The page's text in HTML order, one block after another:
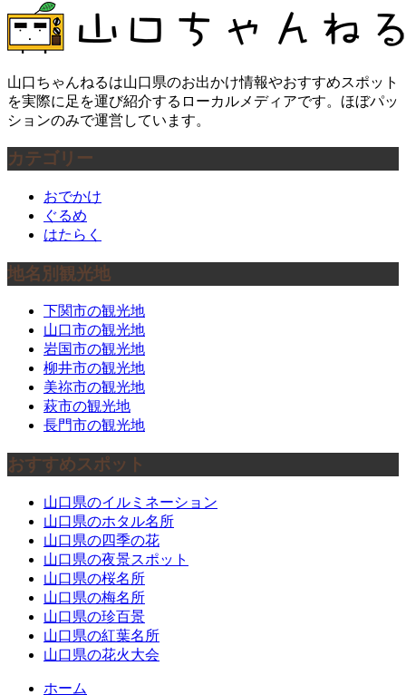
山口ちゃんねるは山口県のお出かけ情報やおすすめスポット
を実際に足を運び紹介するローカルメディアです。ほぼパッ
ションのみで運営しています。
カテゴリー
おでかけ
ぐるめ
はたらく
地名別観光地
下関市の観光地
山口市の観光地
岩国市の観光地
柳井市の観光地
美祢市の観光地
萩市の観光地
長門市の観光地
おすすめスポット
山口県のイルミネーション
山口県のホタル名所
山口県の四季の花
山口県の夜景スポット
山口県の桜名所
山口県の梅名所
山口県の珍百景
山口県の紅葉名所
山口県の花火大会
ホーム